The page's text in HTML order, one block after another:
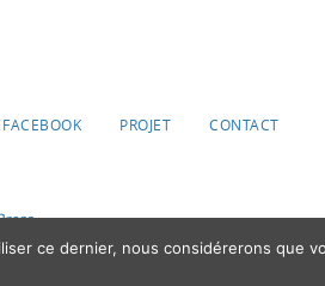
PROJET CONTACT
ce dernier, nous considérerons que